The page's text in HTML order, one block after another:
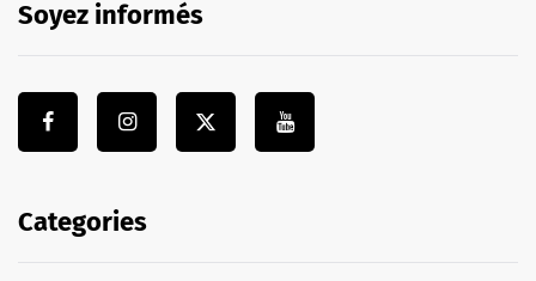
Soyez informés
Categories